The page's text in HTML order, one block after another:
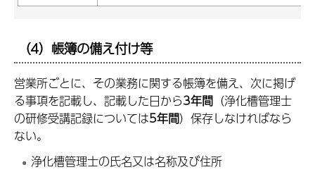
（4）帳簿の備え付け等
営業所ごとに、その業務に関する帳簿を備え、次に掲げ
る事項を記載し、記載した日から3年間 （浄化槽管理士
の研修受講記録については5年間）保存しなければなら
ない。
浄化槽管理士の氏名又は名称及び住所